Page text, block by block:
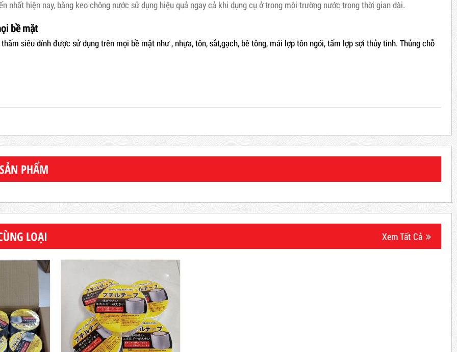
nhất hiện nay, băng keo chông nước sử dụng hiệu quả ngay cả khi dụng cụ ở trong môi trường nước trong thời gian dài.
bề mặt
siêu dính được sử dụng trên mọi bề mặt như , nhựa, tôn, sắt,gạch, bê tông, mái lợp tôn ngói, tấm lợp sợi thủy tinh. Thủng chỗ
PHẨM
LOẠI Xem Tất Cả